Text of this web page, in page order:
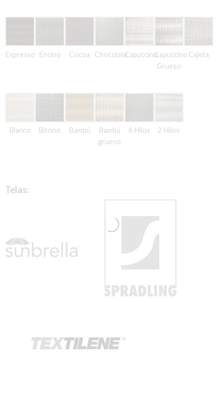
Expresso Encino Cocoa ChocolateCapuccinoCapuccino
Grueso
Cajeta
Blanco Bitono Bambú
Bambú
grueso
6 Hilos 2 Hilos
Telas: